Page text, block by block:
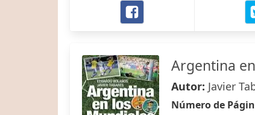
Argentina
Autor: Javier
Número de